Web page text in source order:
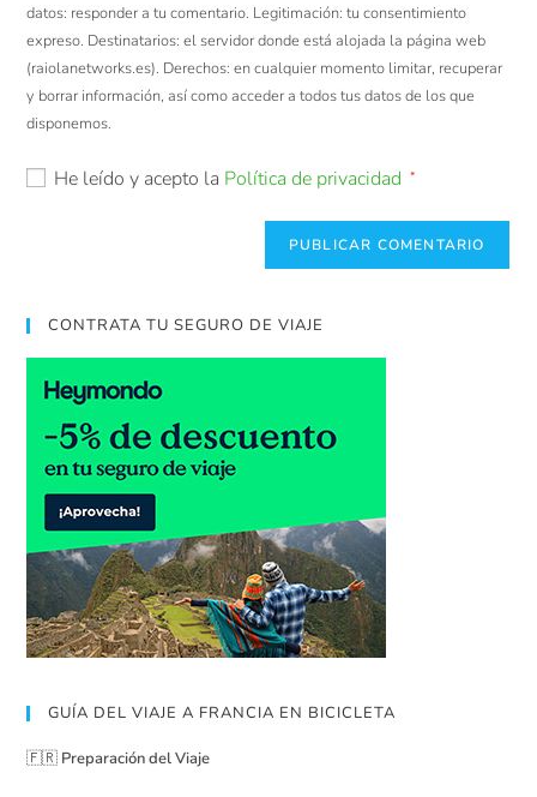
datos: responder a tu comentario. Legitimación: tu consentimiento
expreso. Destinatarios: el servidor donde está alojada la página web
(raiolanetworks.es). Derechos: en cualquier momento limitar, recuperar
y borrar información, así como acceder a todos tus datos de los que
disponemos.
He leído y acepto la Política de privacidad *
CONTRATA TU SEGURO DE VIAJE
GUÍA DEL VIAJE A FRANCIA EN BICICLETA
🇫🇷 Preparación del Viaje